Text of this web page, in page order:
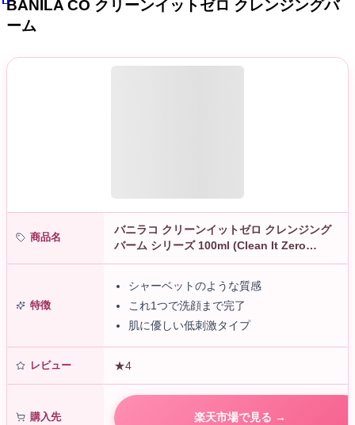
BANILA CO クリーンイットゼロ クレンジングバ
ーム
商品名
バニラコ クリーンイットゼロ クレンジング
バーム シリーズ 100ml (Clean It Zero
Cleansing Balm 100ml) 低刺激 メイク…
特徴
シャーベットのような質感
これ1つで洗顔まで完了
肌に優しい低刺激タイプ
レビュー ★4
購入先 楽天市場で見る →